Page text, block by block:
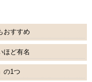
おすすめ
ほど有名
の1つ